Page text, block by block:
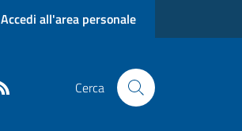
Accedi all'area personale
Cerca